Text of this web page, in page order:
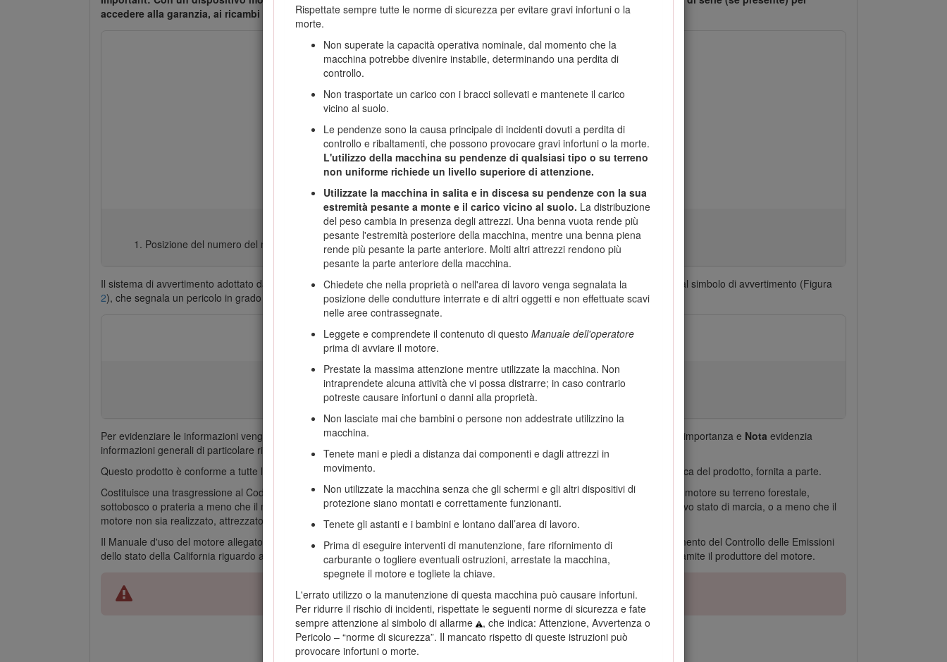
Rispettate sempre tutte le norme di sicurezza per evitare gravi infortuni o la
morte.
Non superate la capacità operativa nominale, dal momento che la
macchina potrebbe divenire instabile, determinando una perdita di
controllo.
Non trasportate un carico con i bracci sollevati e mantenete il carico
vicino al suolo.
Le pendenze sono la causa principale di incidenti dovuti a perdita di
controllo e ribaltamenti, che possono provocare gravi infortuni o la morte.
L'utilizzo della macchina su pendenze di qualsiasi tipo o su terreno
non uniforme richiede un livello superiore di attenzione.
Utilizzate la macchina in salita e in discesa su pendenze con la sua
estremità pesante a monte e il carico vicino al suolo. La distribuzione
del peso cambia in presenza degli attrezzi. Una benna vuota rende più
pesante l'estremità posteriore della macchina, mentre una benna piena
rende più pesante la parte anteriore. Molti altri attrezzi rendono più
pesante la parte anteriore della macchina.
Chiedete che nella proprietà o nell'area di lavoro venga segnalata la
posizione delle condutture interrate e di altri oggetti e non effettuate scavi
nelle aree contrassegnate.
Leggete e comprendete il contenuto di questo Manuale dell'operatore
prima di avviare il motore.
Prestate la massima attenzione mentre utilizzate la macchina. Non
intraprendete alcuna attività che vi possa distrarre; in caso contrario
potreste causare infortuni o danni alla proprietà.
Non lasciate mai che bambini o persone non addestrate utilizzino la
macchina.
Tenete mani e piedi a distanza dai componenti e dagli attrezzi in
movimento.
Non utilizzate la macchina senza che gli schermi e gli altri dispositivi di
protezione siano montati e correttamente funzionanti.
Tenete gli astanti e i bambini e lontano dall’area di lavoro.
Prima di eseguire interventi di manutenzione, fare rifornimento di
carburante o togliere eventuali ostruzioni, arrestate la macchina,
spegnete il motore e togliete la chiave.
L'errato utilizzo o la manutenzione di questa macchina può causare infortuni.
Per ridurre il rischio di incidenti, rispettate le seguenti norme di sicurezza e fate
sempre attenzione al simbolo di allarme
, che indica: Attenzione, Avvertenza o
Pericolo – “norme di sicurezza”. Il mancato rispetto di queste istruzioni può
provocare infortuni o morte.
accedere alla garanzia, ai ricambi e ad altre informazioni sui prodotti.
Figura 1
Posizione del numero del modello e del numero di serie
Il sistema di avvertimento adottato dal presente manuale identifica i pericoli potenziali e riporta messaggi di sicurezza, identificati dal simbolo di avvertimento (Figura
2), che segnala un pericolo in grado di provocare infortuni gravi o la morte se non si osservano le precauzioni raccomandate.
Figura 2
Simbolo di allerta di sicurezza
Per evidenziare le informazioni vengono utilizzate due parole. indica informazioni di carattere meccanico di particolare importanza e Nota evidenzia
informazioni generali di particolare rilevanza.
Questo prodotto è conforme a tutte le direttive europee pertinenti; vedere i dettagli nella Dichiarazione di Conformità (DICO) specifica del prodotto, fornita a parte.
Costituisce una trasgressione al Codice delle Risorse Pubbliche della California, Sezione 4442 o 4443, utilizzare o azionare questo motore su terreno forestale,
sottobosco o prateria a meno che il motore non sia dotato di un parascintille, come definito nella Sezione 4442, mantenuto in effettivo stato di marcia, o a meno che il
motore non sia realizzato, attrezzato o mantenuto per la prevenzione di incendi.
Il Manuale d'uso del motore allegato fornisce informazioni sull'Environmental Protection Agency (EPA) degli Stati Uniti e sul regolamento del Controllo delle Emissioni
dello stato della California riguardo a sistemi di emissione, manutenzione e garanzia. I pezzi di ricambio possono essere ordinati tramite il produttore del motore.
Avvertenza
CALIFORNIA
Avvertenza norma "Proposition 65"